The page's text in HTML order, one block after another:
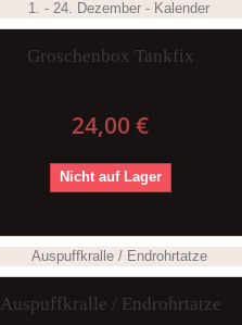
Groschenbox Tankfix
24,00 €
Nicht auf Lager
Auspuffkralle / Endrohrtatze